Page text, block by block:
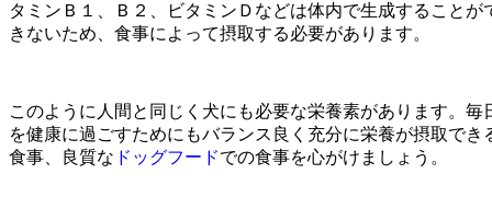
タミンＢ１、Ｂ２、ビタミンＤなどは体内で生成することが
きないため、食事によって摂取する必要があります。
このように人間と同じく犬にも必要な栄養素があります。毎
を健康に過ごすためにもバランス良く充分に栄養が摂取でき
食事、良質な ドッグフードでの食事を心がけましょう。